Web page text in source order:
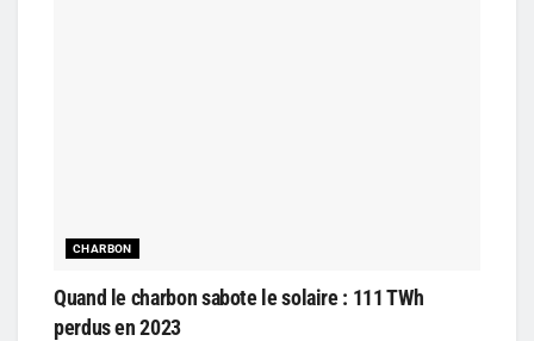
CHARBON
Quand le charbon sabote le solaire : 111 TWh
perdus en 2023